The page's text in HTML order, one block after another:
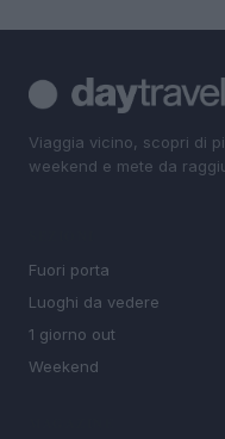
Viaggia vicino, scopri di
weekend e mete da
Fuori porta
Luoghi da vedere
1 giorno out
Weekend